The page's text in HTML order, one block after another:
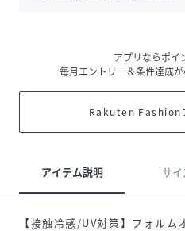
アプリならポイ
毎月エントリー＆条件達成が
Rakuten Fashion
アイテム説明 サイ
【接触冷感/UV対策】フォルム